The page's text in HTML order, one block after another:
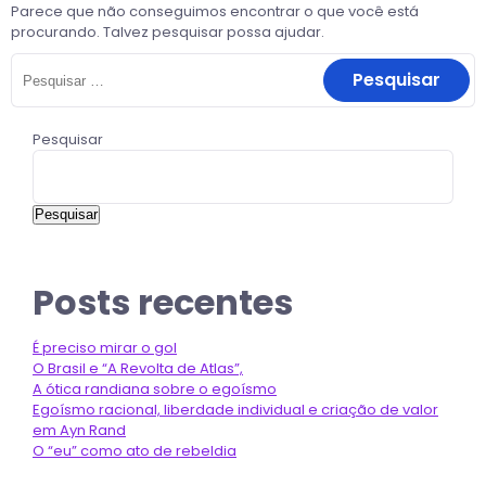
Parece que não conseguimos encontrar o que você está
procurando. Talvez pesquisar possa ajudar.
Pesquisar
Pesquisar
Posts recentes
É preciso mirar o gol
O Brasil e “A Revolta de Atlas”,
A ótica randiana sobre o egoísmo
Egoísmo racional, liberdade individual e criação de valor
em Ayn Rand
O “eu” como ato de rebeldia